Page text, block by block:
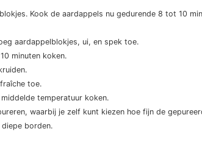
Kook de aardappels nu gedurende 8 tot 10
aardappelblokjes, ui, en spek toe.
minuten koken.
toe.
temperatuur koken.
waarbij je zelf kunt kiezen hoe fijn de
borden.